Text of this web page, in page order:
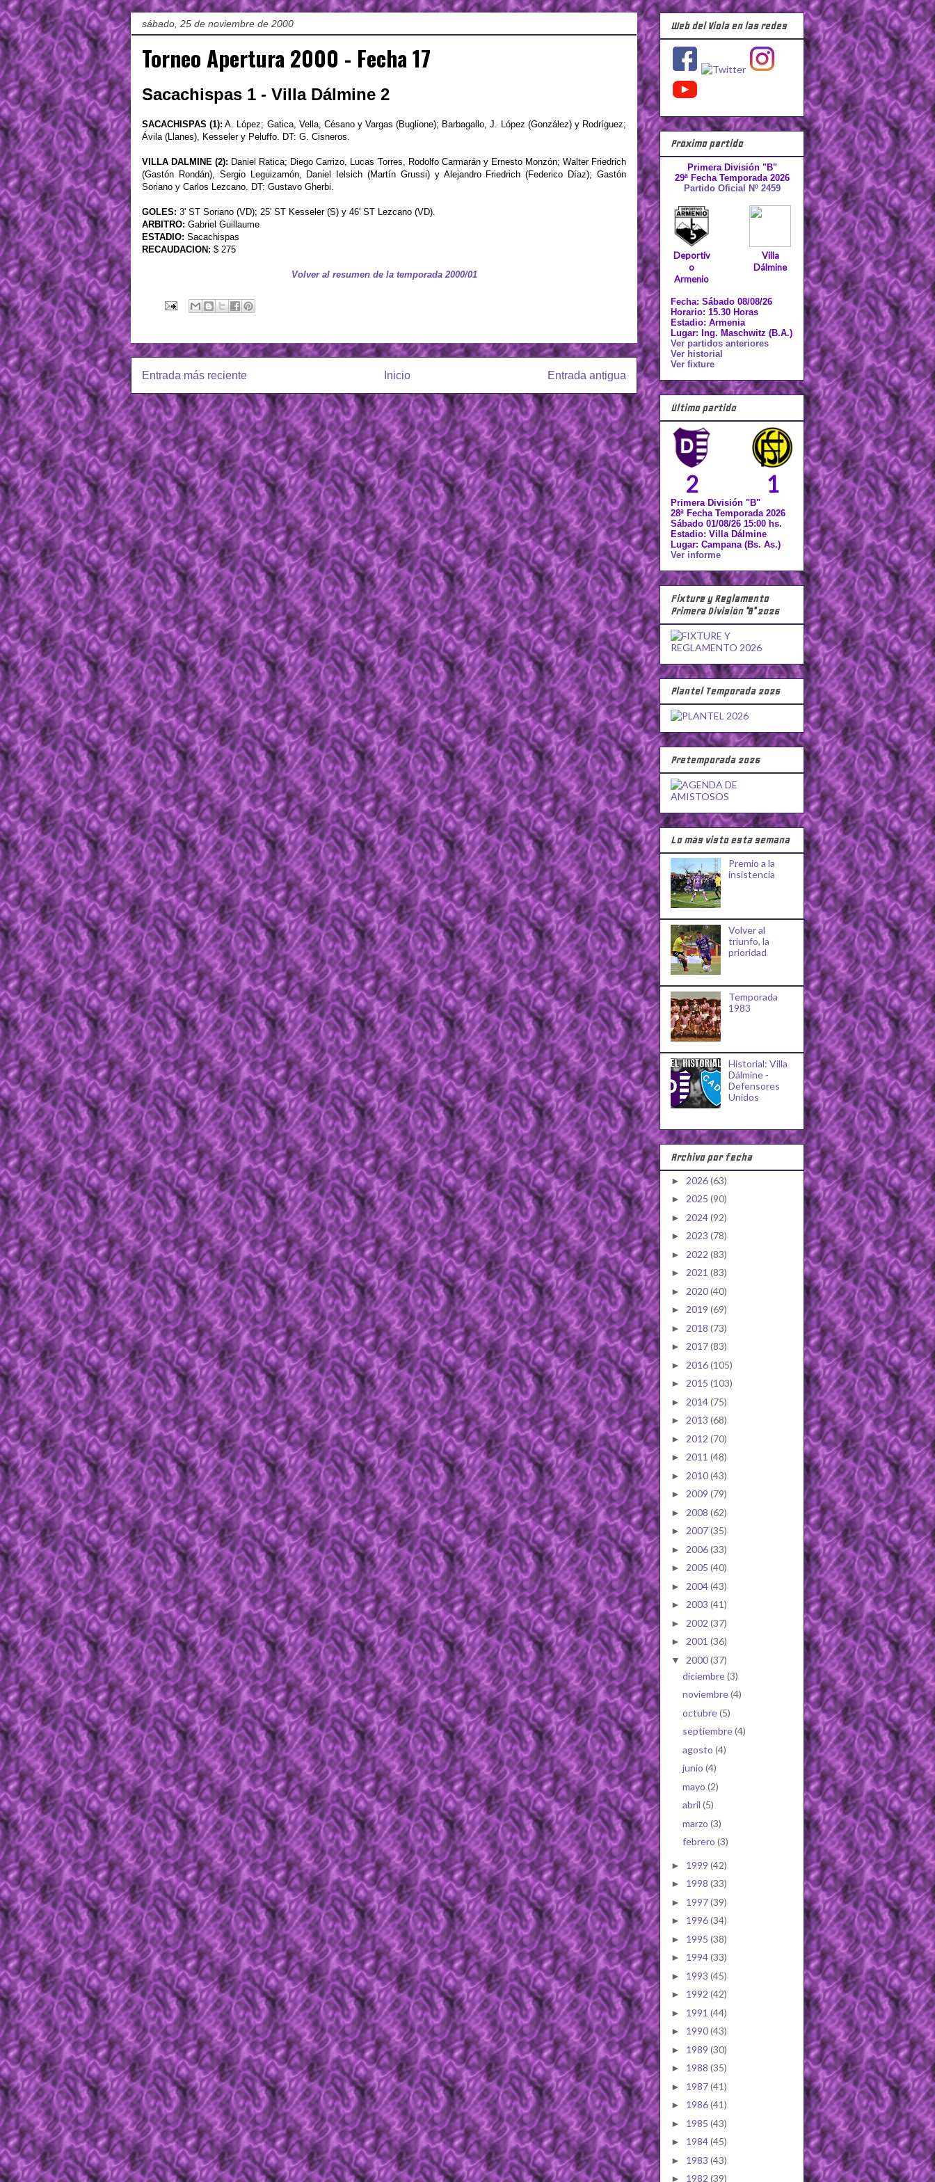
sábado, 25 de noviembre de 2000
Torneo Apertura 2000 - Fecha 17
Sacachispas 1 - Villa Dálmine 2
SACACHISPAS (1): A. López; Gatica, Vella, Césano y Vargas (Buglione); Barbagallo, J. López (González) y Rodríguez;
Ávila (Llanes), Kesseler y Peluffo. DT: G. Cisneros.
VILLA DALMINE (2): Daniel Ratica; Diego Carrizo, Lucas Torres, Rodolfo Carmarán y Ernesto Monzón; Walter Friedrich
(Gastón Rondán), Sergio Leguizamón, Daniel Ielsich (Martín Grussi) y Alejandro Friedrich (Federico Díaz); Gastón
Soriano y Carlos Lezcano. DT: Gustavo Gherbi.
GOLES: 3' ST Soriano (VD); 25' ST Kesseler (S) y 46' ST Lezcano (VD).
ARBITRO: Gabriel Guillaume
ESTADIO: Sacachispas
RECAUDACION: $ 275
Volver al resumen de la temporada 2000/01
Entrada más reciente Entrada antigua
Inicio
Web del Viola en las redes
Próximo partido
Primera División "B"
29ª Fecha Temporada 2026
Partido Oficial Nº 2459
Deportiv
o
Armenio
Villa
Dálmine
Fecha: Sábado 08/08/26
Horario: 15.30 Horas
Estadio: Armenia
Lugar: Ing. Maschwitz (B.A.)
Ver partidos anteriores
Ver historial
Ver fixture
Último partido
2 1
Primera División "B"
28ª Fecha Temporada 2026
Sábado 01/08/26 15:00 hs.
Estadio: Villa Dálmine
Lugar: Campana (Bs. As.)
Ver informe
Fixture y Reglamento
Primera División "B" 2026
Plantel Temporada 2026
Pretemporada 2026
Lo más visto esta semana
Premio a la
insistencia
Volver al
triunfo, la
prioridad
Temporada
1983
Historial: Villa
Dálmine -
Defensores
Unidos
Archivo por fecha
► 2026(63)
► 2025 (90)
► 2024(92)
► 2023 (78)
► 2022 (83)
► 2021 (83)
► 2020(40)
► 2019 (69)
► 2018 (73)
► 2017(83)
► 2016(105)
► 2015 (103)
► 2014(75)
► 2013 (68)
► 2012 (70)
► 2011 (48)
► 2010(43)
► 2009 (79)
► 2008 (62)
► 2007(35)
► 2006(33)
► 2005 (40)
► 2004(43)
► 2003 (41)
► 2002 (37)
► 2001 (36)
▼ 2000(37)
diciembre(3)
noviembre(4)
octubre(5)
septiembre(4)
agosto (4)
junio (4)
mayo (2)
abril (5)
marzo (3)
febrero (3)
► 1999 (42)
► 1998 (33)
► 1997(39)
► 1996(34)
► 1995 (38)
► 1994(33)
► 1993 (45)
► 1992 (42)
► 1991 (44)
► 1990(43)
► 1989 (30)
► 1988 (35)
► 1987(41)
► 1986(41)
► 1985 (43)
► 1984(45)
► 1983 (43)
► 1982 (39)